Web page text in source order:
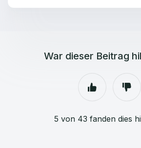
War dieser Beitrag
5 von 43 fanden dies